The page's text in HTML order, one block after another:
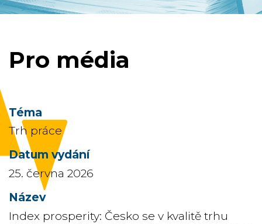
Pro média
Trh práce
25. června 2026
Index prosperity: Česko se v kvalitě trhu